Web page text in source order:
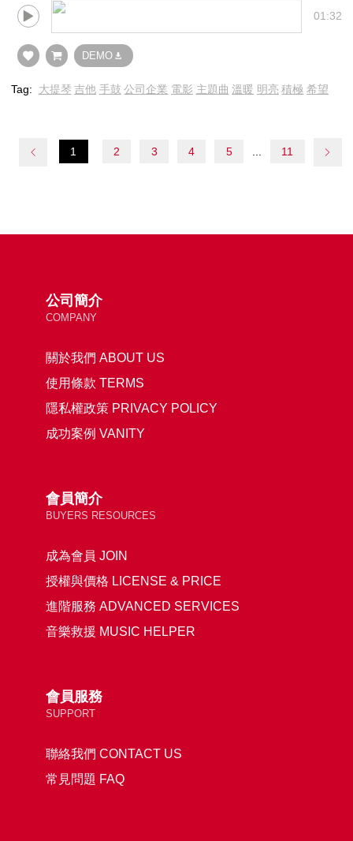
01:32
DEMO
Tag: 大提琴 吉他 手鼓 公司企業 電影 主題曲 溫暖 明亮 積極 希望
1 2 3 4 5 11
公司簡介
COMPANY
關於我們 ABOUT US
使用條款 TERMS
隱私權政策 PRIVACY POLICY
成功案例 VANITY
會員簡介
BUYERS RESOURCES
成為會員 JOIN
授權與價格 LICENSE & PRICE
進階服務 ADVANCED SERVICES
音樂救援 MUSIC HELPER
會員服務
SUPPORT
聯絡我們 CONTACT US
常見問題 FAQ